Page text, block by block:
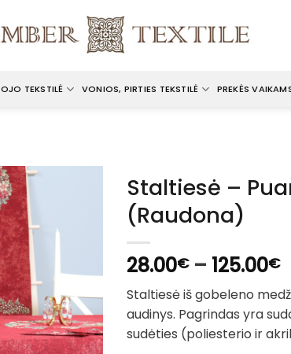
TEKSTILĖ VONIOS, PIRTIES TEKSTILĖ PREKĖS
Staltiesė –
(Raudona)
28.00€ – 125.00€
Staltiesė iš gobeleno
audinys. Pagrindas yra
sudėties (poliesterio ir